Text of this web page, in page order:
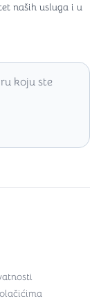
naših usluga i u
koju ste